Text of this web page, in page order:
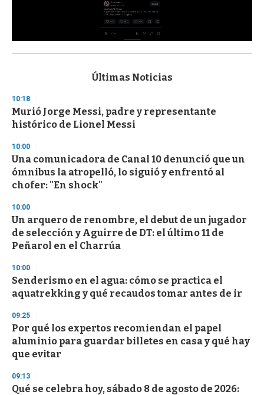
s
d
s
o
f
3
s
e
c
o
d
s
Últimas Noticias
10:18
Murió Jorge Messi, padre y representante
histórico de Lionel Messi
10:00
Una comunicadora de Canal 10 denunció que un
ómnibus la atropelló, lo siguió y enfrentó al
chofer: "En shock"
10:00
Un arquero de renombre, el debut de un jugador
de selección y Aguirre de DT: el último 11 de
Peñarol en el Charrúa
10:00
Senderismo en el agua: cómo se practica el
aquatrekking y qué recaudos tomar antes de ir
09:25
Por qué los expertos recomiendan el papel
aluminio para guardar billetes en casa y qué hay
que evitar
09:13
Qué se celebra hoy, sábado 8 de agosto de 2026: